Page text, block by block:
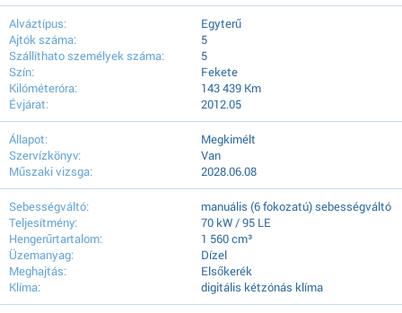
Alváztípus:
Egyterű
Ajtók száma:
5
Szállíthato személyek száma:
5
Szín:
Fekete
Kilóméteróra:
143 439 Km
Évjárat:
2012.05
Állapot:
Megkimélt
Szervízkönyv:
Van
Műszaki vizsga:
2028.06.08
Sebességváltó:
manuális (6 fokozatú) sebességváltó
Teljesítmény:
70 kW / 95 LE
Hengerűrtartalom:
1 560 cm³
Üzemanyag:
Dízel
Meghajtás:
Elsőkerék
Klíma:
digitális kétzónás klíma